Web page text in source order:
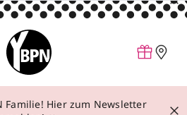
Familie! Hier zum Newsletter